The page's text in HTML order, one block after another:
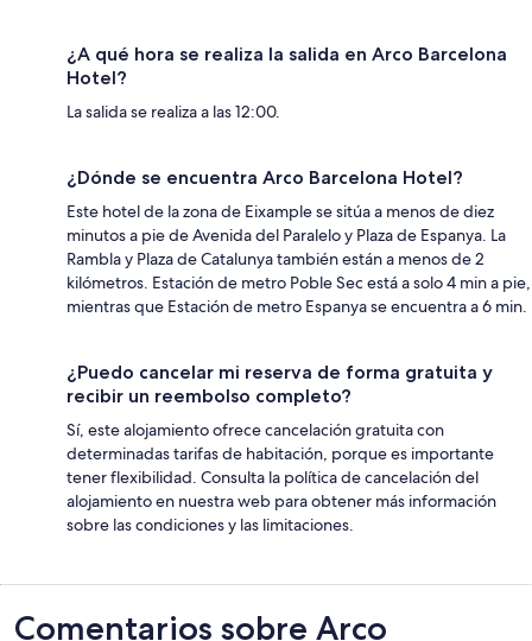
¿A qué hora se realiza la salida en Arco Barcelona
Hotel?
La salida se realiza a las 12:00.
¿Dónde se encuentra Arco Barcelona Hotel?
Este hotel de la zona de Eixample se sitúa a menos de diez
minutos a pie de Avenida del Paralelo y Plaza de Espanya. La
Rambla y Plaza de Catalunya también están a menos de 2
kilómetros. Estación de metro Poble Sec está a solo 4 min a pie,
mientras que Estación de metro Espanya se encuentra a 6 min.
¿Puedo cancelar mi reserva de forma gratuita y
recibir un reembolso completo?
Sí, este alojamiento ofrece cancelación gratuita con
determinadas tarifas de habitación, porque es importante
tener flexibilidad. Consulta la política de cancelación del
alojamiento en nuestra web para obtener más información
sobre las condiciones y las limitaciones.
Comentarios
Comentarios sobre Arco